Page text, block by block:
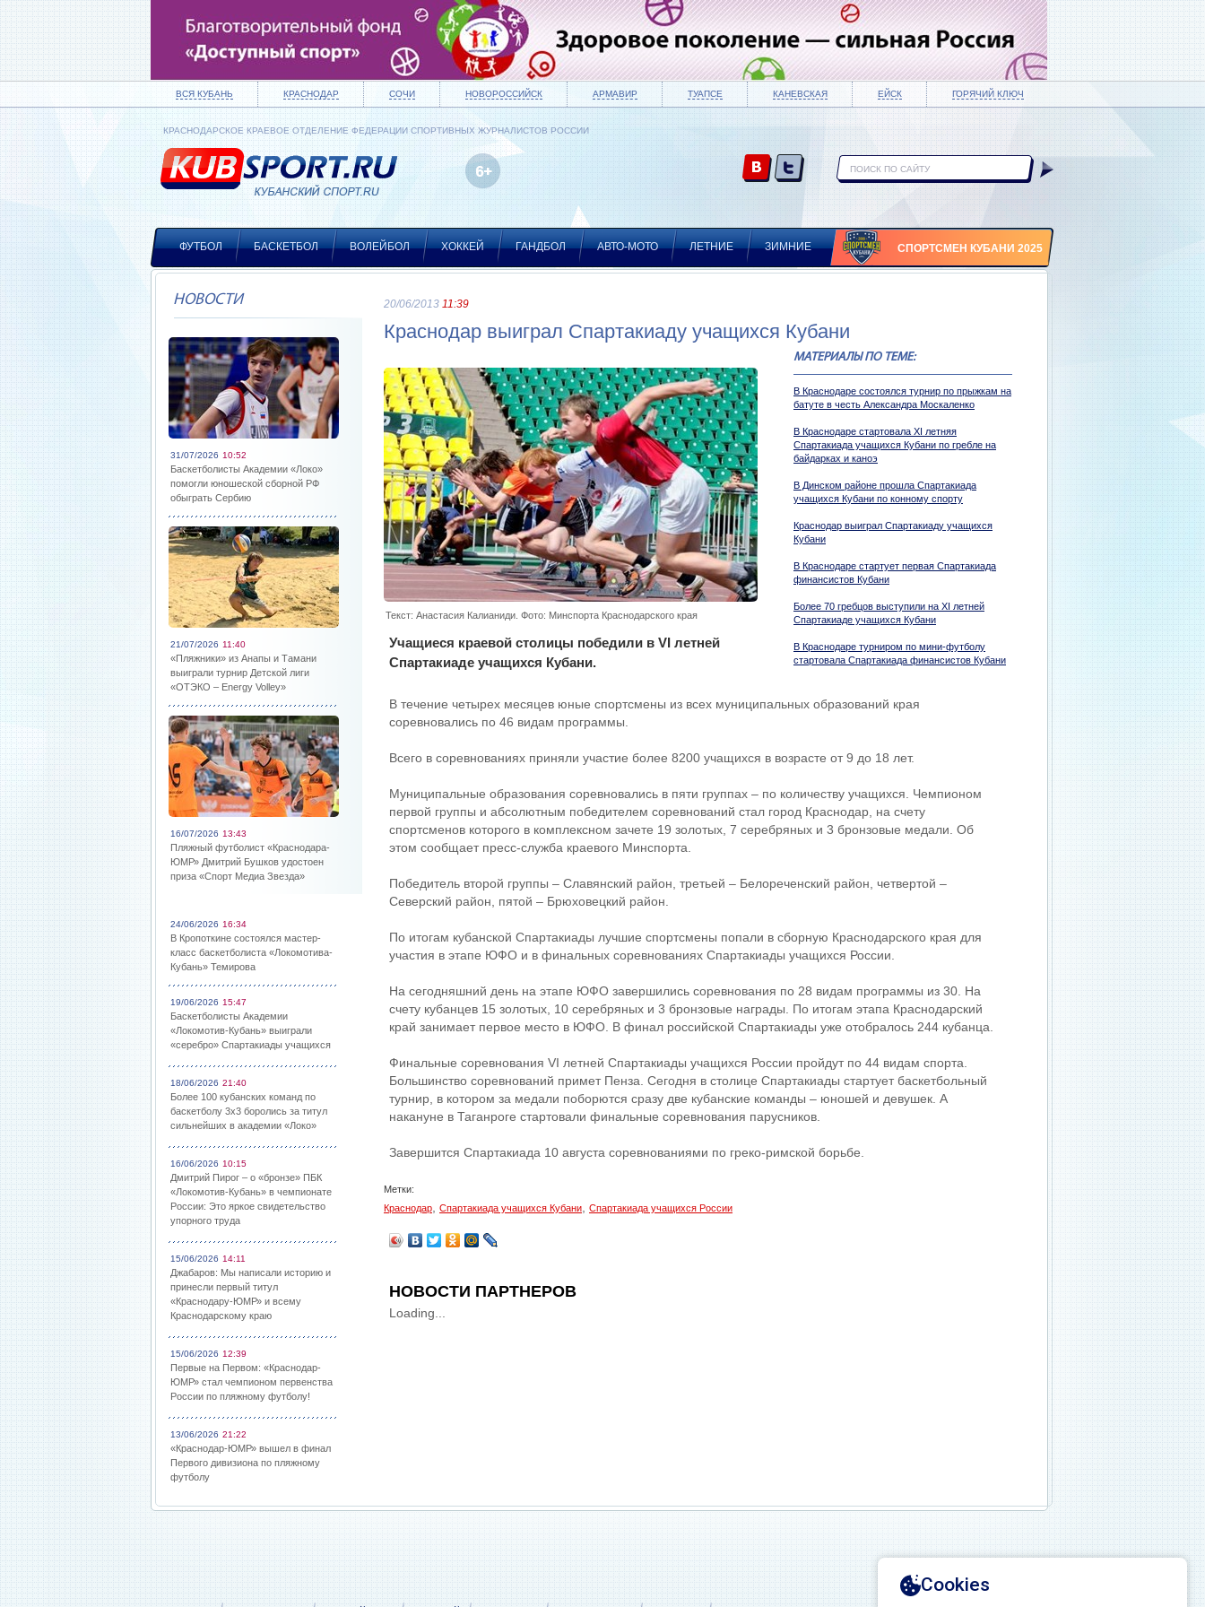
ВСЯ КУБАНЬ КРАСНОДАР СОЧИ НОВОРОССИЙСК АРМАВИР ТУАПСЕ КАНЕВСКАЯ ЕЙСК ГОРЯЧИЙ КЛЮЧ
КРАСНОДАРСКОЕ КРАЕВОЕ ОТДЕЛЕНИЕ ФЕДЕРАЦИИ СПОРТИВНЫХ ЖУРНАЛИСТОВ РОССИИ
ФУТБОЛ БАСКЕТБОЛ ВОЛЕЙБОЛ ХОККЕЙ ГАНДБОЛ АВТО-МОТО ЛЕТНИЕ ЗИМНИЕ СПОРТСМЕН КУБАНИ 2025
НОВОСТИ
31/07/2026 10:52
Баскетболисты Академии «Локо»
помогли юношеской сборной РФ
обыграть Сербию
21/07/2026 11:40
«Пляжники» из Анапы и Тамани
выиграли турнир Детской лиги
«ОТЭКО – Energy Volley»
16/07/2026 13:43
Пляжный футболист «Краснодара-
ЮМР» Дмитрий Бушков удостоен
приза «Спорт Медиа Звезда»
24/06/2026 16:34
В Кропоткине состоялся мастер-
класс баскетболиста «Локомотива-
Кубань» Темирова
19/06/2026 15:47
Баскетболисты Академии
«Локомотив-Кубань» выиграли
«серебро» Спартакиады учащихся
18/06/2026 21:40
Более 100 кубанских команд по
баскетболу 3х3 боролись за титул
сильнейших в академии «Локо»
16/06/2026 10:15
Дмитрий Пирог – о «бронзе» ПБК
«Локомотив-Кубань» в чемпионате
России: Это яркое свидетельство
упорного труда
15/06/2026 14:11
Джабаров: Мы написали историю и
принесли первый титул
«Краснодару-ЮМР» и всему
Краснодарскому краю
15/06/2026 12:39
Первые на Первом: «Краснодар-
ЮМР» стал чемпионом первенства
России по пляжному футболу!
13/06/2026 21:22
«Краснодар-ЮМР» вышел в финал
Первого дивизиона по пляжному
футболу
20/06/2013 11:39
Краснодар выиграл Спартакиаду учащихся Кубани
МАТЕРИАЛЫ ПО ТЕМЕ:
В Краснодаре состоялся турнир по прыжкам на
батуте в честь Александра Москаленко
В Краснодаре стартовала XI летняя
Спартакиада учащихся Кубани по гребле на
байдарках и каноэ
В Динском районе прошла Спартакиада
учащихся Кубани по конному спорту
Краснодар выиграл Спартакиаду учащихся
Кубани
В Краснодаре стартует первая Спартакиада
финансистов Кубани
Более 70 гребцов выступили на ХI летней
Спартакиаде учащихся Кубани
В Краснодаре турниром по мини-футболу
стартовала Спартакиада финансистов Кубани
Текст: Анастасия Калианиди. Фото: Минспорта Краснодарского края
Учащиеся краевой столицы победили в VI летней
Спартакиаде учащихся Кубани.
В течение четырех месяцев юные спортсмены из всех муниципальных образований края
соревновались по 46 видам программы.
Всего в соревнованиях приняли участие более 8200 учащихся в возрасте от 9 до 18 лет.
Муниципальные образования соревновались в пяти группах – по количеству учащихся. Чемпионом
первой группы и абсолютным победителем соревнований стал город Краснодар, на счету
спортсменов которого в комплексном зачете 19 золотых, 7 серебряных и 3 бронзовые медали. Об
этом сообщает пресс-служба краевого Минспорта.
Победитель второй группы – Славянский район, третьей – Белореченский район, четвертой –
Северский район, пятой – Брюховецкий район.
По итогам кубанской Спартакиады лучшие спортсмены попали в сборную Краснодарского края для
участия в этапе ЮФО и в финальных соревнованиях Спартакиады учащихся России.
На сегодняшний день на этапе ЮФО завершились соревнования по 28 видам программы из 30. На
счету кубанцев 15 золотых, 10 серебряных и 3 бронзовые награды. По итогам этапа Краснодарский
край занимает первое место в ЮФО. В финал российской Спартакиады уже отобралось 244 кубанца.
Финальные соревнования VI летней Спартакиады учащихся России пройдут по 44 видам спорта.
Большинство соревнований примет Пенза. Сегодня в столице Спартакиады стартует баскетбольный
турнир, в котором за медали поборются сразу две кубанские команды – юношей и девушек. А
накануне в Таганроге стартовали финальные соревнования парусников.
Завершится Спартакиада 10 августа соревнованиями по греко-римской борьбе.
Метки:
Краснодар
Спартакиада учащихся Кубани Спартакиада учащихся России
НОВОСТИ ПАРТНЕРОВ
Loading...